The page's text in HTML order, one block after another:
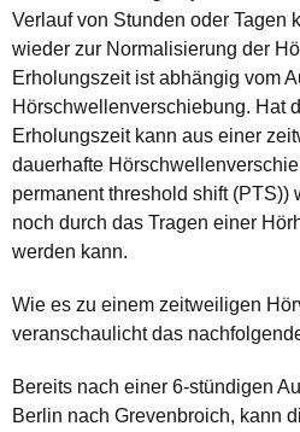
Verlauf von Stunden oder Tagen
wieder zur Normalisierung der
Erholungszeit ist abhängig vom
Hörschwellenverschiebung. Hat
Erholungszeit kann aus einer
dauerhafte
permanent threshold shift (PTS))
noch durch das Tragen einer
werden kann.
Wie es zu einem zeitweiligen
veranschaulicht das
Bereits nach einer 6-stündigen
Berlin nach Grevenbroich, kann